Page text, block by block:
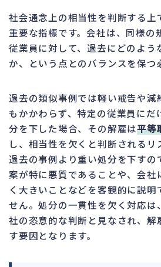
社会通念上の相当性を判断する上
重要な指標です。会社は、同様の
従業員に対して、過去にどのよう
か、という点とのバランスを保つ
過去の類似事例では軽い戒告や減
もかかわらず、特定の従業員にだ
分を下した場合、その解雇は平等
し、相当性を欠くと判断されるリ
過去の事例より重い処分を下すの
案が特に悪質であることや、会社
く大きいことなどを客観的に説明
せん。処分の一貫性を欠く対応は
社の恣意的な判断と見なされ、解
す要因となります。